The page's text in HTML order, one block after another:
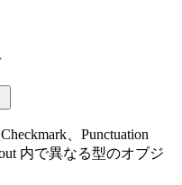
、Punctuation
内で異なる型のオブジ